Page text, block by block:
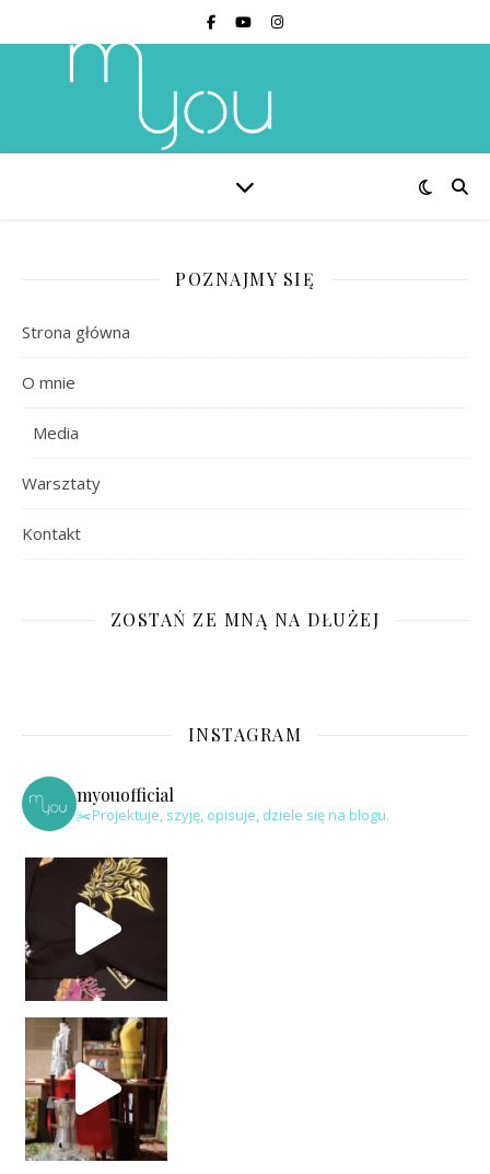
POZNAJMY SIĘ
Strona główna
O mnie
Media
Warsztaty
Kontakt
ZOSTAŃ ZE MNĄ NA DŁUŻEJ
INSTAGRAM
myouofficial
✂️Projektuje, szyję, opisuje, dziele się na blogu.